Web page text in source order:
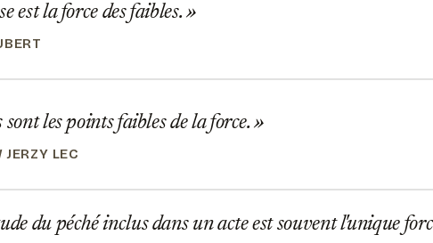
est la force des faibles.
les points faibles de la force.
JERZY LEC
du péché inclus dans un acte est souvent l'unique